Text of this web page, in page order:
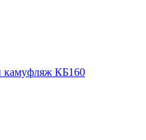
камуфляж КБ160